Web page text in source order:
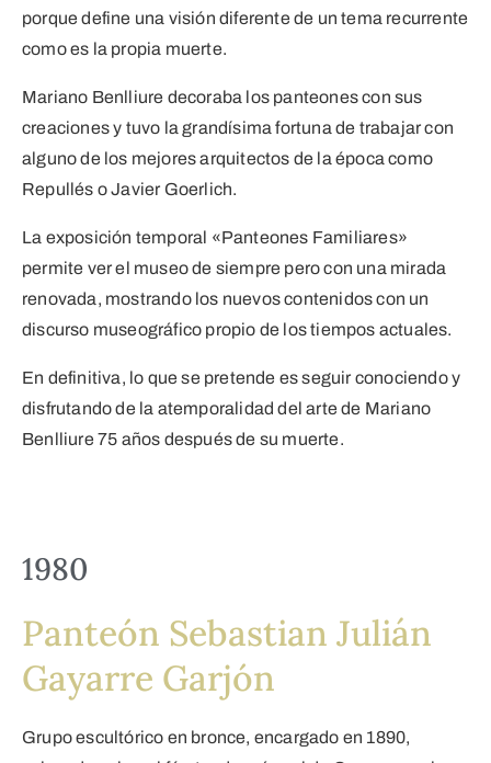
porque define una visión diferente de un tema recurrente
como es la propia muerte.
Mariano Benlliure decoraba los panteones con sus
creaciones y tuvo la grandísima fortuna de trabajar con
alguno de los mejores arquitectos de la época como
Repullés o Javier Goerlich.
La exposición temporal «Panteones Familiares»
permite ver el museo de siempre pero con una mirada
renovada, mostrando los nuevos contenidos con un
discurso museográfico propio de los tiempos actuales.
En definitiva, lo que se pretende es seguir conociendo y
disfrutando de la atemporalidad del arte de Mariano
Benlliure 75 años después de su muerte.
1980
Panteón Sebastian Julián
Gayarre Garjón
Grupo escultórico en bronce, encargado en 1890,